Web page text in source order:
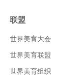
联盟
世界美育大会
世界美育联盟
世界美育组织